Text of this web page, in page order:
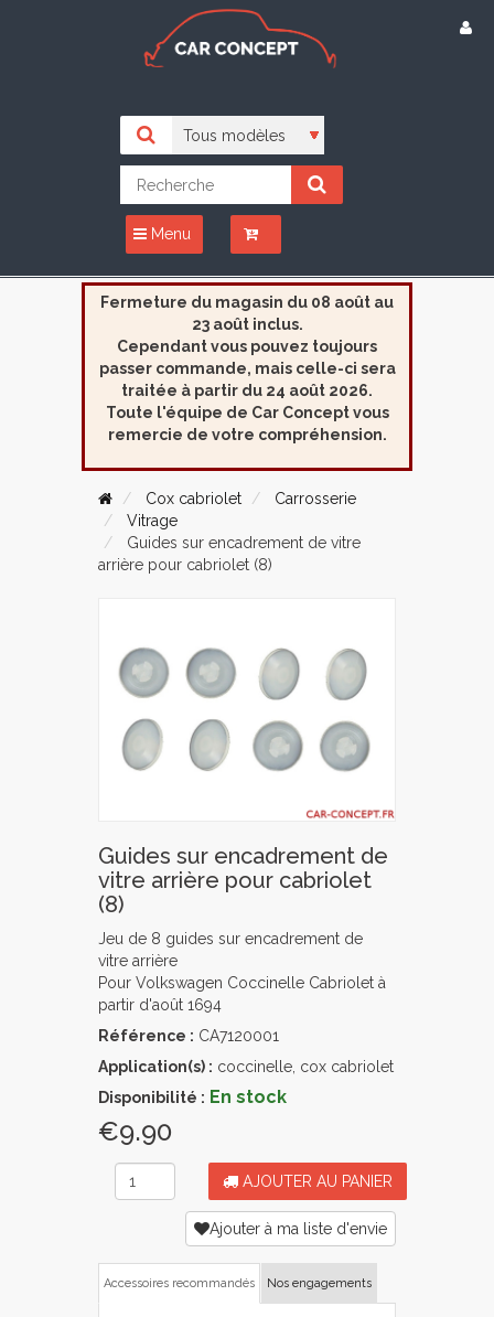
Menu
Fermeture du magasin du 08 août au
23 août inclus.
Cependant vous pouvez toujours
passer commande, mais celle-ci sera
traitée à partir du 24 août 2026.
Toute l'équipe de Car Concept vous
remercie de votre compréhension.
Cox cabriolet
Carrosserie
Vitrage
Guides sur encadrement de vitre
arrière pour cabriolet (8)
Guides sur encadrement de
vitre arrière pour cabriolet
(8)
Jeu de 8 guides sur encadrement de
vitre arrière
Pour Volkswagen Coccinelle Cabriolet à
partir d'août 1694
Référence : CA7120001
Application(s) : coccinelle, cox cabriolet
Disponibilité : En stock
€9.90
AJOUTER AU PANIER
Ajouter à ma liste d'envie
Accessoires recommandés Nos engagements